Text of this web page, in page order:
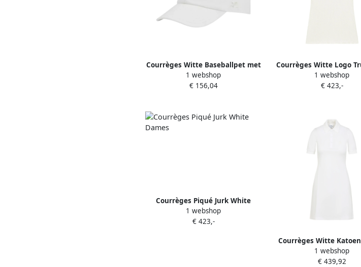
Courrèges Witte Baseballpet met
Signature Logo White Dames
1 webshop
€ 156,04
Courrèges Witte Logo
Mouw White
1 webshop
€ 423,-
Courrèges Piqué Jurk White
Dames
1 webshop
€ 423,-
Courrèges Witte
voor Vrouwen White
1 webshop
€ 439,92